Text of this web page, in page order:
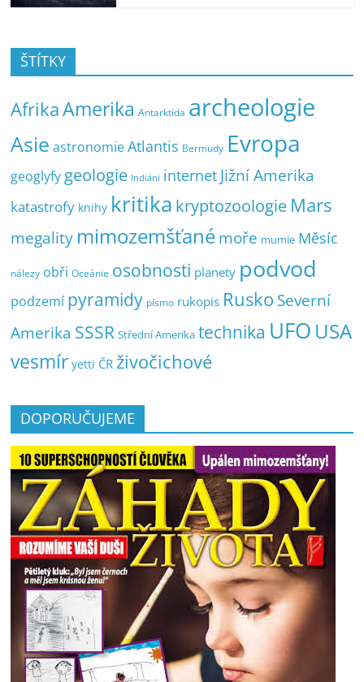
ŠTÍTKY
AfrikaAmerika Antarktida archeologie
Asie astronomie Atlantis Bermudy Evropa
geoglyfy geologie Indiáni internet Jižní Amerika
katastrofy knihy kritika kryptozoologie Mars
megality mimozemšťanémoře mumie Měsíc
nálezy obři Oceánie osobnosti planety podvod
podzemí pyramidy písmo rukopis Rusko Severní
Amerika SSSR Střední Amerika technika UFO USA
vesmír yetti ČR živočichové
DOPORUČUJEME